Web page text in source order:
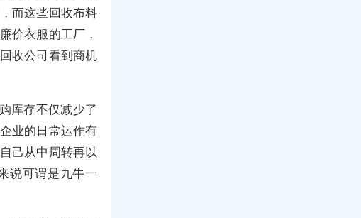
而这些回收布料
价衣服的工厂，
收公司看到商机
库存不仅减少了
业的日常运作有
己从中周转再以
说可谓是九牛一